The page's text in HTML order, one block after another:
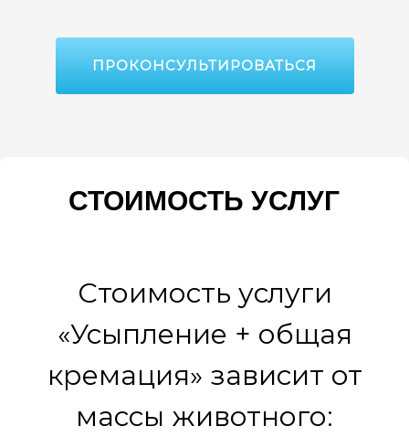
ПРОКОНСУЛЬТИРОВАТЬСЯ
> Усыпление + Общая кремация
СТОИМОСТЬ УСЛУГ
Стоимость услуги
«Усыпление + общая
кремация» зависит от
массы животного: